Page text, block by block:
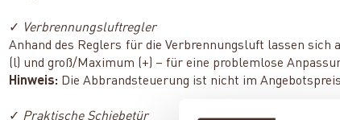
✓ Verbrennungsluftregler
Anhand des Reglers für die Verbrennungsluft lassen sich
(l) und groß/Maximum (+) – für eine problemlose
Hinweis: Die Abbrandsteuerung ist nicht im
✓ Praktische Schiebetür